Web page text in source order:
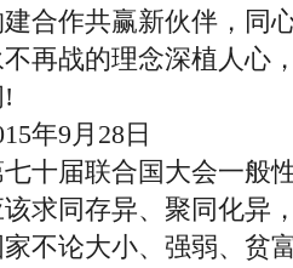
合作共赢新伙伴，同
再战的理念深植人心
9月28日
届联合国大会一般
同存异、聚同化异
不论大小、强弱、贫